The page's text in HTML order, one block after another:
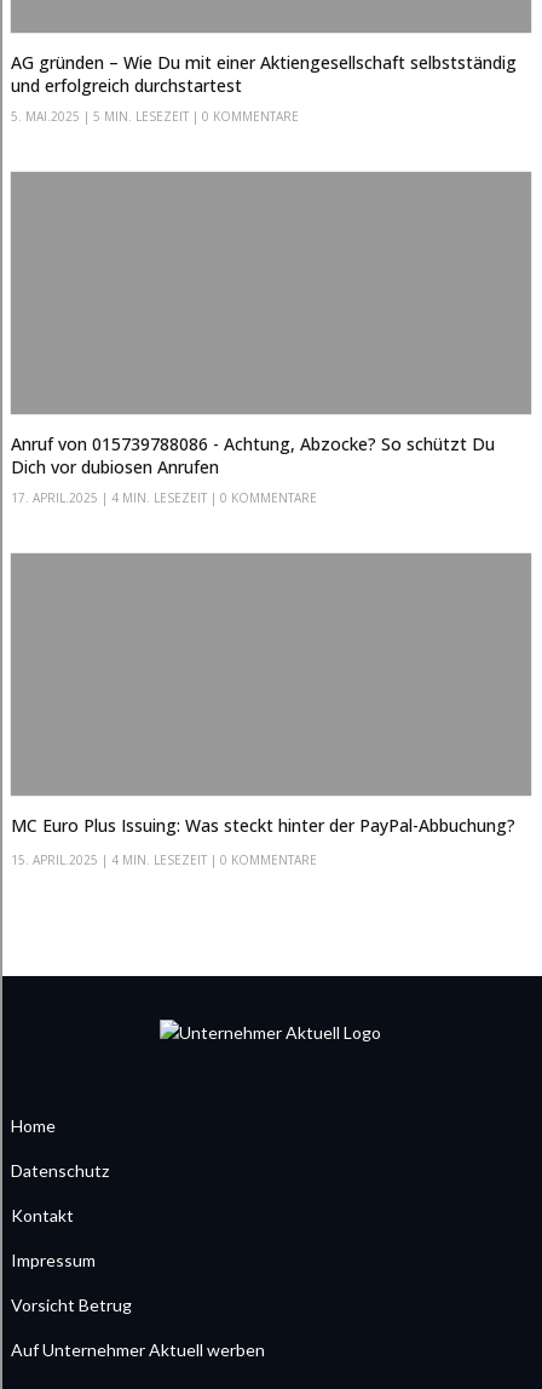
AG gründen – Wie Du mit einer Aktiengesellschaft selbstständig
und erfolgreich durchstartest
5. MAI.2025 | 5 MIN. LESEZEIT| 0 KOMMENTARE
Anruf von 015739788086 - Achtung, Abzocke? So schützt Du
Dich vor dubiosen Anrufen
17. APRIL.2025 | 4 MIN. LESEZEIT| 0 KOMMENTARE
MC Euro Plus Issuing: Was steckt hinter der PayPal-Abbuchung?
15. APRIL.2025 | 4 MIN. LESEZEIT| 0 KOMMENTARE
Home
Datenschutz
Kontakt
Impressum
Vorsicht Betrug
Auf Unternehmer Aktuell werben